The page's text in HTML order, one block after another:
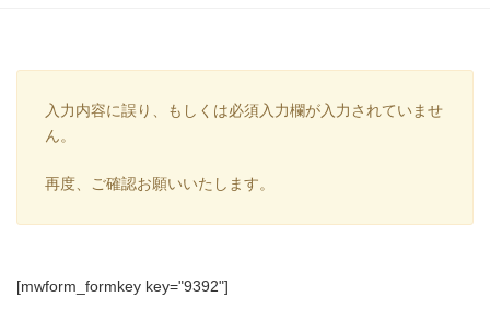
入力内容に誤り、もしくは必須入力欄が入力されていませ
ん。
再度、ご確認お願いいたします。
[mwform_formkey key="9392"]